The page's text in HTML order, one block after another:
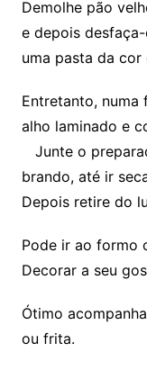
Demolhe pão
e depois
uma pasta da cor
Entretanto, numa
alho laminado e
Junte o
brando, até ir
Depois retire do
Pode ir ao formo
Decorar a seu
Ótimo
ou frita.